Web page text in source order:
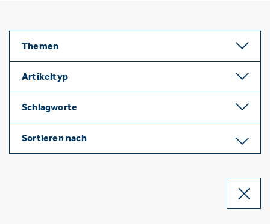
Themen
Artikeltyp
Schlagworte
Sortieren nach